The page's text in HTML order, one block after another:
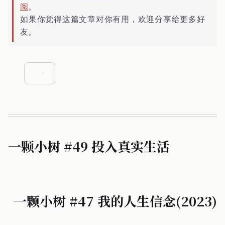
阅。
如果你觉得这篇文章对你有用，欢迎分享给更多好
友。
一颗小树 #49 投入真实生活
一颗小树 #47 我的人生信念(2023)